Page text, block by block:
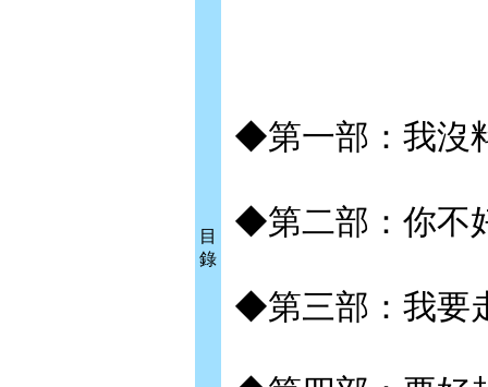
目
錄
◆第一部：我沒
◆第二部：你不
◆第三部：我要